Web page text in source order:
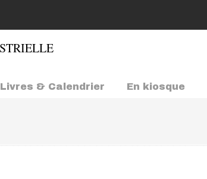
Livres & Calendrier En kiosque